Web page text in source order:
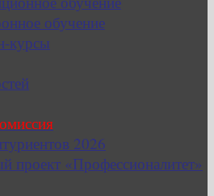
обучение
курсы
2026
проект «Профессионалитет»